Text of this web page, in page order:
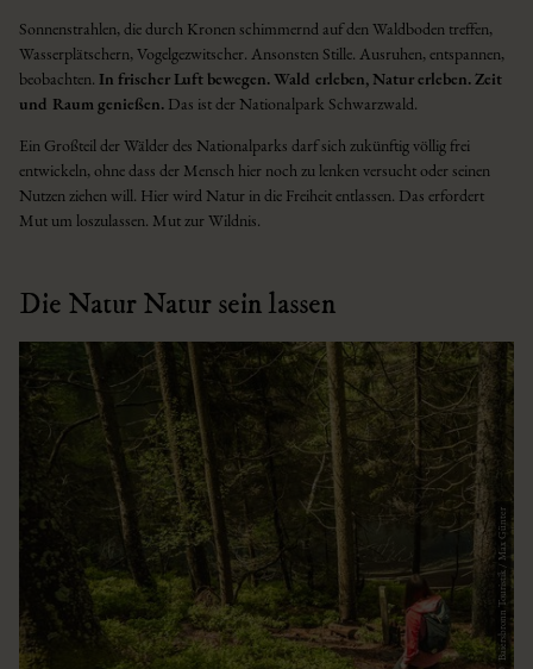
Sonnenstrahlen, die durch Kronen schimmernd auf den Waldboden treffen,
Wasserplätschern, Vogelgezwitscher. Ansonsten Stille. Ausruhen, entspannen,
beobachten. In frischer Luft bewegen. Wald erleben, Natur erleben. Zeit
und Raum genießen. Das ist der Nationalpark Schwarzwald.
Ein Großteil der Wälder des Nationalparks darf sich zukünftig völlig frei
entwickeln, ohne dass der Mensch hier noch zu lenken versucht oder seinen
Nutzen ziehen will. Hier wird Natur in die Freiheit entlassen. Das erfordert
Mut um loszulassen. Mut zur Wildnis.
Die Natur Natur sein lassen
© Baiersbronn Touristik / Max Günter